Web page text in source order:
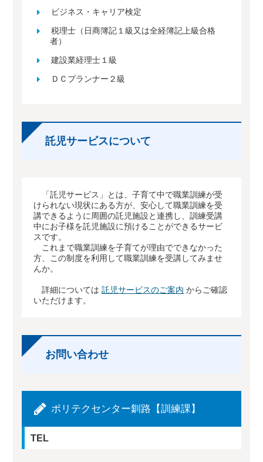
ビジネス・キャリア検定
税理士（日商簿記１級又は全経簿記上級合格
者）
建設業経理士１級
ＤＣプランナー２級
託児サービスについて
「託児サービス」とは、子育て中で職業訓練が受
けられない現状にある方が、安心して職業訓練を受
講できるように周囲の託児施設と連携し、訓練受講
中にお子様を託児施設に預けることができるサービ
スです。
これまで職業訓練を子育てが理由でできなかった
方、この制度を利用して職業訓練を受講してみませ
んか。
詳細については 託児サービスのご案内 からご確認
いただけます。
お問い合わせ
ポリテクセンター釧路【訓練課】
TEL